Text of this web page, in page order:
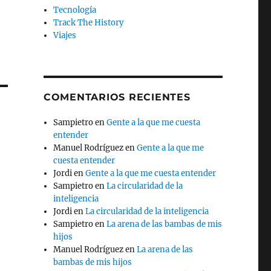
Tecnología
Track The History
Viajes
COMENTARIOS RECIENTES
SampietroenGente a la que me cuesta
entender
Manuel RodríguezenGente a la que me
cuesta entender
JordienGente a la que me cuesta entender
SampietroenLa circularidad de la
inteligencia
JordienLa circularidad de la inteligencia
SampietroenLa arena de las bambas de mis
hijos
Manuel RodríguezenLa arena de las
bambas de mis hijos